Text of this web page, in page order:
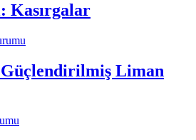
Kasırgalar
Güçlendirilmiş Liman